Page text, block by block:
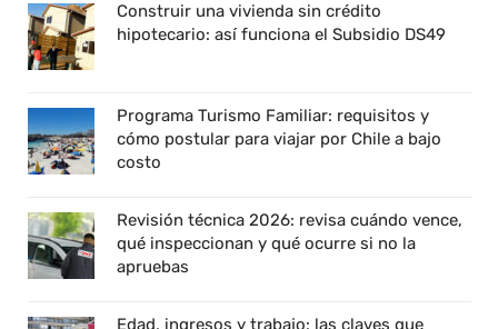
Construir una vivienda sin crédito
hipotecario: así funciona el Subsidio DS49
Programa Turismo Familiar: requisitos y
cómo postular para viajar por Chile a bajo
costo
Revisión técnica 2026: revisa cuándo vence,
qué inspeccionan y qué ocurre si no la
apruebas